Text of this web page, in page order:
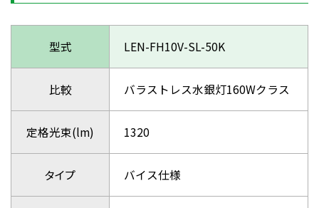
型式 LEN-FH10V-SL-50K
比較 バラストレス水銀灯160Wクラス
定格光束(lm) 1320
タイプ バイス仕様